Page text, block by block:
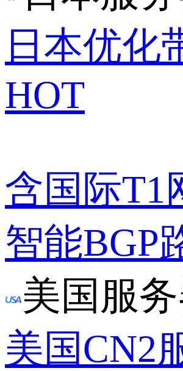
日本优化
HOT
含国际T1
智能BGP
美国服
美国CN2